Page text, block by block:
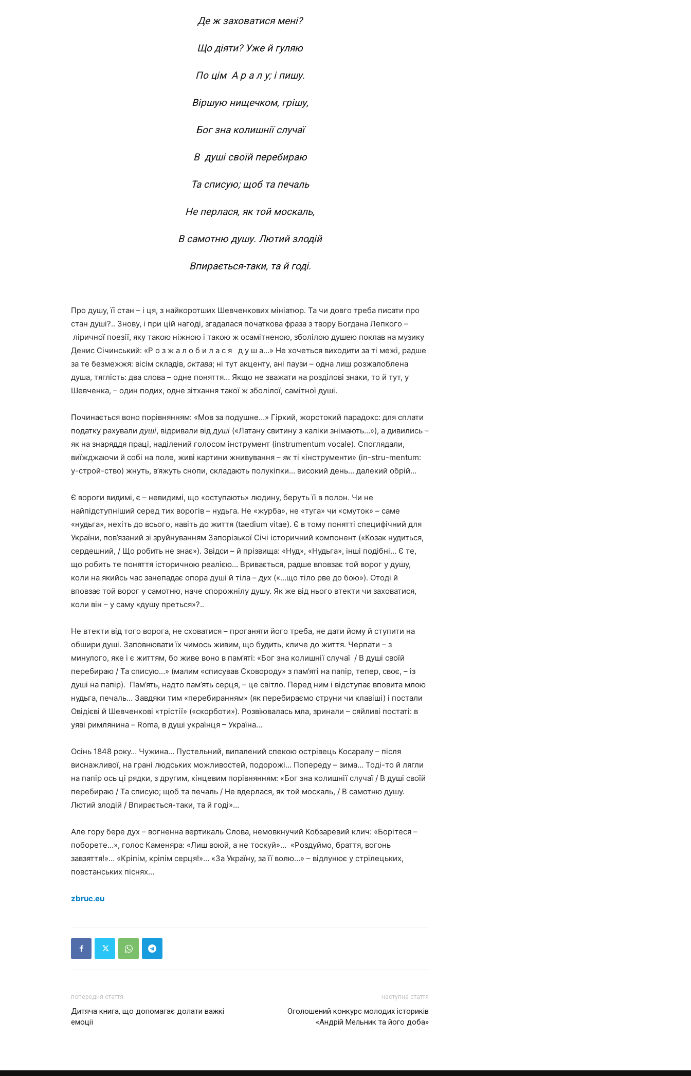
Де ж заховатися мені?
Що діяти? Уже й гуляю
По цім А р а л у; і пишу.
Віршую нищечком, грішу,
Бог зна колишнії случаї
В душі своїй перебираю
Та списую; щоб та печаль
Не перлася, як той москаль,
В самотню душу. Лютий злодій
Впирається-таки, та й годі.
Про душу, її стан – і ця, з найкоротших Шевченкових мініатюр. Та чи довго треба писати про
стан душі?.. Знову, і при цій нагоді, згадалася початкова фраза з твору Богдана Лепкого –
ліричної поезії, яку такою ніжною і такою ж осамітненою, зболілою душею поклав на музику
Денис Січинський: «Р о з ж а л о б и л а с я д у ш а…» Не хочеться виходити за ті межі, радше
за те безмежжя: вісім складів, октава; ні тут акценту, ані паузи – одна лиш розжалоблена
душа, тяглість: два слова – одне поняття… Якщо не зважати на розділові знаки, то й тут, у
Шевченка, – один подих, одне зітхання такої ж зболілої, самітної душі.
Починається воно порівнянням: «Мов за подушне…» Гіркий, жорстокий парадокс: для сплати
податку рахувалидуші, відривали віддуші («Латану свитину з каліки знімають…»), а дивились –
як на знаряддя праці, наділений голосом інструмент (instrumentum vocale). Споглядали,
виїжджаючи й собі на поле, живі картини жнивування – як ті «інструменти» (in-stru-mentum:
у-строй-ство) жнуть, в’яжуть снопи, складають полукіпки… високий день… далекий обрій…
Є вороги видимі, є – невидимі, що «оступають» людину, беруть її в полон. Чи не
найпідступніший серед тих ворогів – нудьга. Не «журба», не «туга» чи «смуток» – саме
«нудьга», нехіть до всього, навіть до життя (taedium vitae). Є в тому понятті специфічний для
України, пов’язаний зі зруйнуванням Запорізької Січі історичний компонент («Козак нудиться,
сердешний, / Що робить не знає»). Звідси – й прізвища: «Нуд», «Нудьга», інші подібні… Є те,
що робить те поняття історичною реалією… Вривається, радше вповзає той ворог у душу,
коли на якийсь час занепадає опора душі й тіла –дух («…що тіло рве до бою»). Отоді й
вповзає той ворог у самотню, наче спорожнілу душу. Як же від нього втекти чи заховатися,
коли він – у саму «душу преться»?..
Не втекти від того ворога, не сховатися – проганяти його треба, не дати йому й ступити на
обшири душі. Заповнювати їх чимось живим, що будить, кличе до життя. Черпати – з
минулого, яке і є життям, бо живе воно в пам’яті: «Бог зна колишнії случаї / В душі своїй
перебираю / Та списую…» (малим «списував Сковороду» з пам’яті на папір, тепер, своє, – із
душі на папір). Пам’ять, надто пам’ять серця, – це світло. Перед ним і відступає вповита млою
нудьга, печаль… Завдяки тим «перебиранням» (як перебираємо струни чи клавіші) і постали
Овідієві й Шевченкові «трістії» («скорботи»). Розвіювалась мла, зринали – сяйливі постаті: в
уяві римлянина – Roma, в душі українця – Україна…
Осінь 1848 року… Чужина… Пустельний, випалений спекою острівець Косаралу – після
виснажливої, на грані людських можливостей, подорожі… Попереду – зима… Тоді-то й лягли
на папір ось ці рядки, з другим, кінцевим порівнянням: «Бог зна колишнії случаї / В душі своїй
перебираю / Та списую; щоб та печаль / Не вдерлася, як той москаль, / В самотню душу.
Лютий злодій / Впирається-таки, та й годі»…
Але гору бере дух – вогненна вертикаль Слова, немовкнучий Кобзаревий клич: «Борітеся –
поборете…», голос Каменяра: «Лиш воюй, а не тоскуй»… «Роздуймо, браття, вогонь
завзяття!»… «Кріпім, кріпім серця!»… «За Україну, за її волю…» – відлунює у стрілецьких,
повстанських піснях…
zbruc.eu
попередня стаття
Дитяча книга, що допомагає долати важкі
емоції
наступна стаття
Оголошений конкурс молодих істориків
«Андрій Мельник та його доба»